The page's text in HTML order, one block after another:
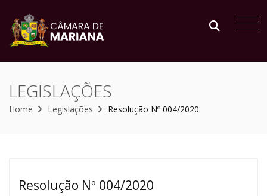
LEGISLAÇÕES
Home Legislações Resolução Nº 004/2020
Resolução Nº 004/2020